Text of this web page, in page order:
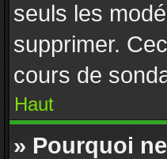
seuls les
supprimer.
cours de
Haut
» Pourquoi